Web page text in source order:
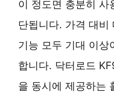
이 정도면 충분히 사
단됩니다. 가격 대비
기능 모두 기대 이상
합니다. 닥터로드
을 동시에 제공하는